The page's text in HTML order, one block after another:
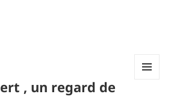
, un regard de